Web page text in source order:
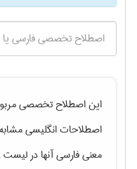
این اصطلاح تخصصی
اصطلاحات انگلیسی
معنی فارسی آنها در لیست